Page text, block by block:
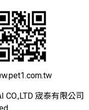
CO.,LTD 宬泰有限公司